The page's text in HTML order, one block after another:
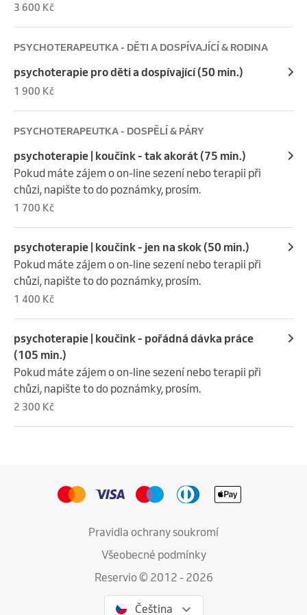
přinese svou zdravotní dokumentaci, která může
pomoci lépe porozumět širšímu kontextu jeho obtíží.
Pro hlubší práci bývají vhodná dvě na sebe navazující
3 600 Kč
PSYCHOTERAPEUTKA - DĚTI A DOSPÍVAJÍCÍ & RODINA
psychoterapie pro děti a dospívající (50 min.)
1 900 Kč
PSYCHOTERAPEUTKA - DOSPĚLÍ & PÁRY
psychoterapie | koučink - tak akorát (75 min.)
Pokud máte zájem o on-line sezení nebo terapii při
chůzi, napište to do poznámky, prosím.
1 700 Kč
psychoterapie | koučink - jen na skok (50 min.)
Pokud máte zájem o on-line sezení nebo terapii při
chůzi, napište to do poznámky, prosím.
1 400 Kč
psychoterapie | koučink - pořádná dávka práce
(105 min.)
Pokud máte zájem o on-line sezení nebo terapii při
chůzi, napište to do poznámky, prosím.
2 300 Kč
Pravidla ochrany soukromí
Všeobecné podmínky
Reservio © 2012 - 2026
Čeština